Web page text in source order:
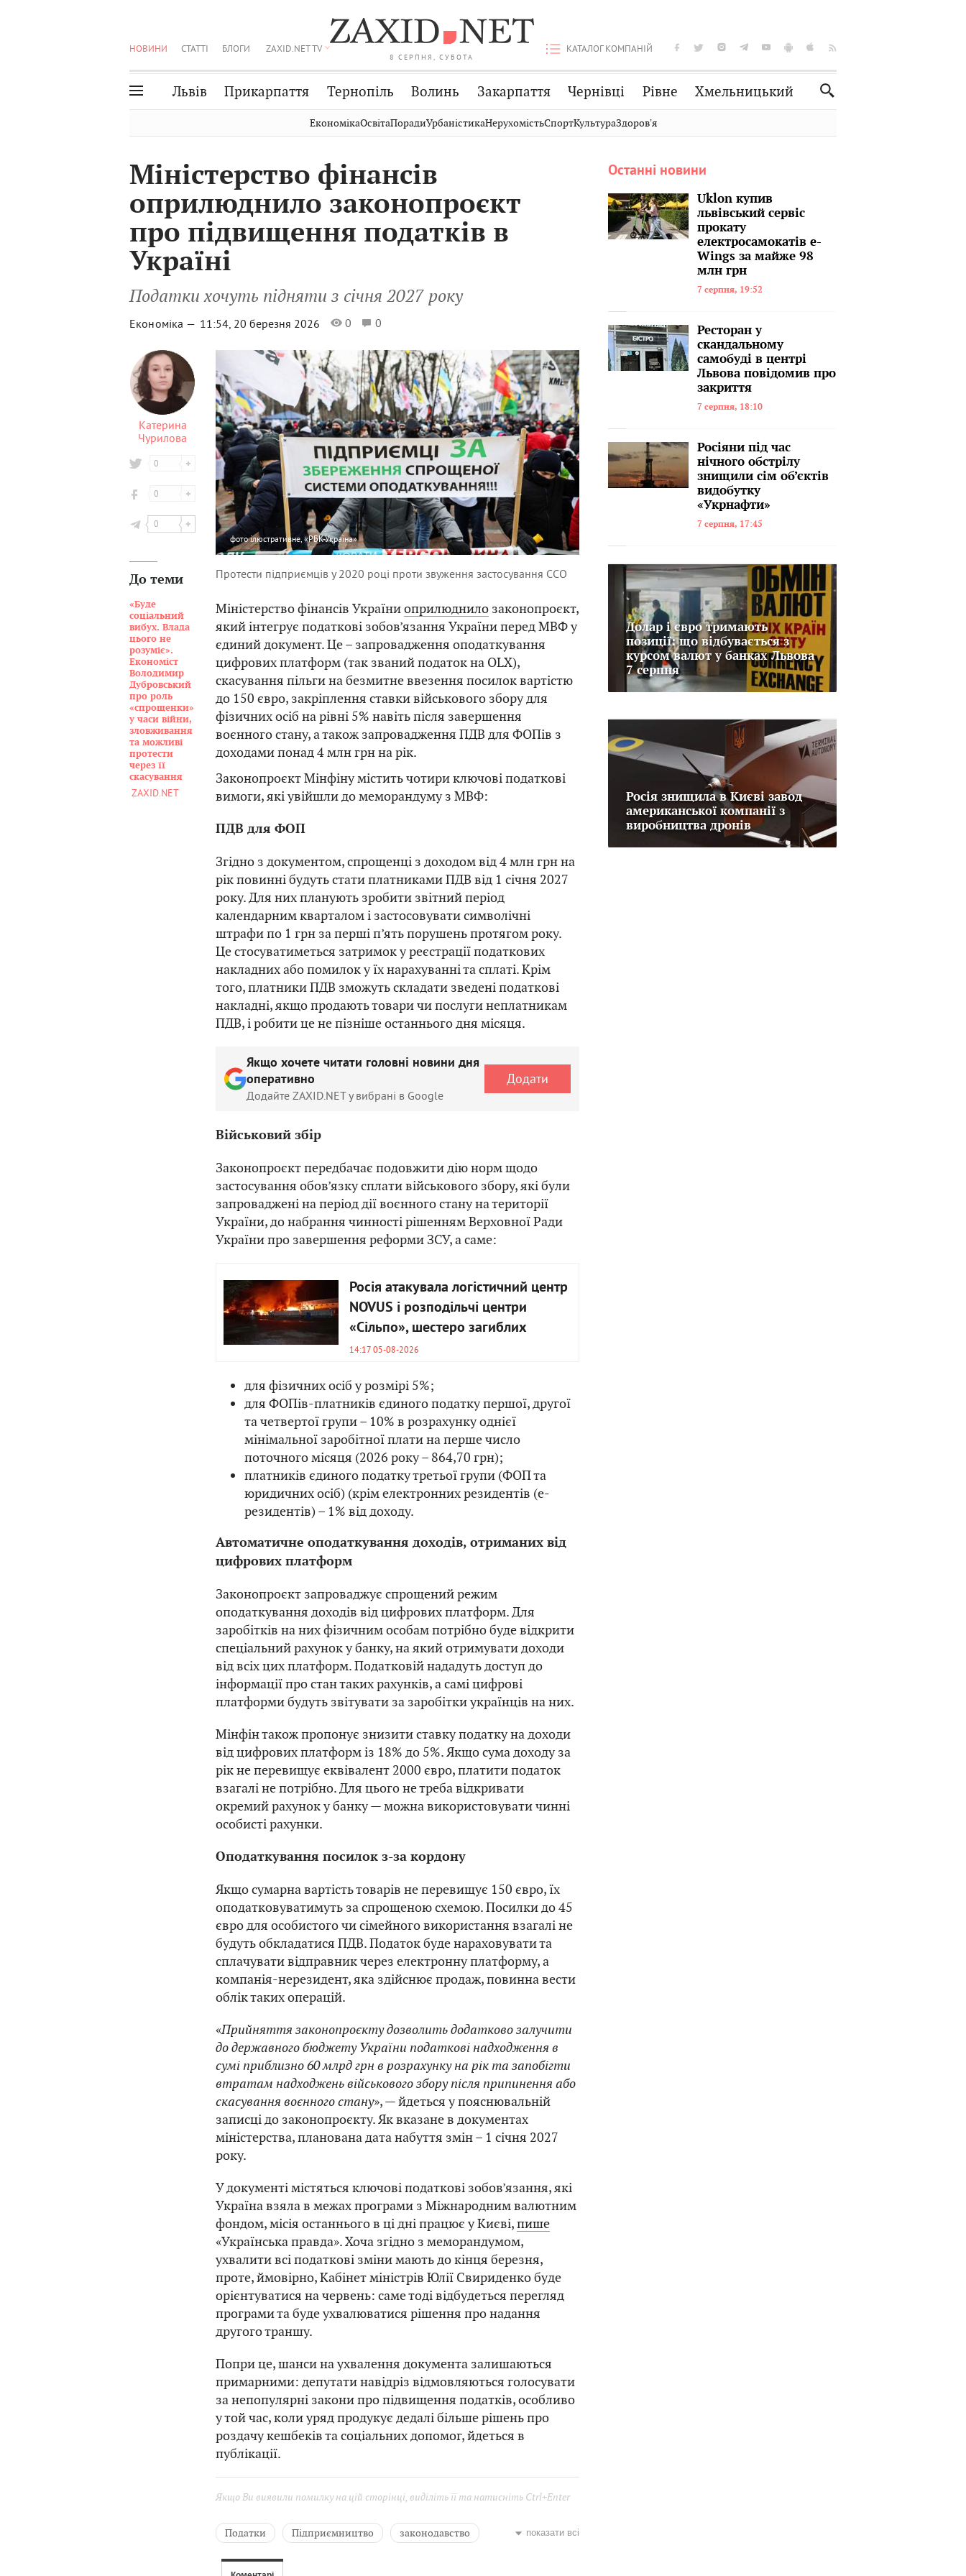
8 СЕРПНЯ, СУБОТА
НОВИНИ СТАТТІ БЛОГИ ZAXID.NET TV КАТАЛОГ КОМПАНІЙ
Львів Прикарпаття Тернопіль Волинь Закарпаття Чернівці Рівне Хмельницький
Волинь
Чернівці
Стрий
Хмельницький
Публікації Авто Словко
Спорт
Нерухомість Домашні тварини
ЕкономікаОсвітаПорадиУрбаністикаНерухомістьСпортКультураЗдоровʼя
Міністерство фінансів
оприлюднило законопроєкт
про підвищення податків в
Україні
Податки хочуть підняти з січня 2027 року
Економіка — 11:54, 20 березня 2026 0 0
Катерина
Чурилова
0
0
0
До теми
«Буде
соціальний
вибух. Влада
цього не
розуміє».
Економіст
Володимир
Дубровський
про роль
«спрощенки»
у часи війни,
зловживання
та можливі
протести
через її
скасування
ZAXID.NET
фотоілюстративне, «РБК-Україна»
Протести підприємців у 2020 році проти звуження застосування ССО
Міністерство фінансів Україниоприлюднило законопроєкт,
який інтегрує податкові зобов’язання України перед МВФ у
єдиний документ. Це – запровадження оподаткування
цифрових платформ (так званий податок на OLX),
скасування пільги на безмитне ввезення посилок вартістю
до 150 євро, закріплення ставки військового збору для
фізичних осіб на рівні 5% навіть після завершення
воєнного стану, а також запровадження ПДВ для ФОПів з
доходами понад 4 млн грн на рік.
Законопроєкт Мінфіну містить чотири ключові податкові
вимоги, які увійшли до меморандуму з МВФ:
ПДВ для ФОП
Згідно з документом, спрощенці з доходом від 4 млн грн на
рік повинні будуть стати платниками ПДВ від 1 січня 2027
року. Для них планують зробити звітний період
календарним кварталом і застосовувати символічні
штрафи по 1 грн за перші п’ять порушень протягом року.
Це стосуватиметься затримок у реєстрації податкових
накладних або помилок у їх нарахуванні та сплаті. Крім
того, платники ПДВ зможуть складати зведені податкові
накладні, якщо продають товари чи послуги неплатникам
ПДВ, і робити це не пізніше останнього дня місяця.
Якщо хочете читати головні новини дня
оперативно
Додайте ZAXID.NET у вибрані в Google
Додати
Військовий збір
Законопроєкт передбачає подовжити дію норм щодо
застосування обов’язку сплати військового збору, які були
запроваджені на період дії воєнного стану на території
України, до набрання чинності рішенням Верховної Ради
України про завершення реформи ЗСУ, а саме:
Росія атакувала логістичний центр
NOVUS і розподільчі центри
«Сільпо», шестеро загиблих
14:17 05-08-2026
для фізичних осіб у розмірі 5%;
для ФОПів-платників єдиного податку першої, другої
та четвертої групи – 10% в розрахунку однієї
мінімальної заробітної плати на перше число
поточного місяця (2026 року – 864,70 грн);
платників єдиного податку третьої групи (ФОП та
юридичних осіб) (крім електронних резидентів (е-
резидентів) – 1% від доходу.
Автоматичне оподаткування доходів, отриманих від
цифрових платформ
Законопроєкт запроваджує спрощений режим
оподаткування доходів від цифрових платформ. Для
заробітків на них фізичним особам потрібно буде відкрити
спеціальний рахунок у банку, на який отримувати доходи
від всіх цих платформ. Податковій нададуть доступ до
інформації про стан таких рахунків, а самі цифрові
платформи будуть звітувати за заробітки українців на них.
Мінфін також пропонує знизити ставку податку на доходи
від цифрових платформ із 18% до 5%. Якщо сума доходу за
рік не перевищує еквівалент 2000 євро, платити податок
взагалі не потрібно. Для цього не треба відкривати
окремий рахунок у банку — можна використовувати чинні
особисті рахунки.
Оподаткування посилок з-за кордону
Якщо сумарна вартість товарів не перевищує 150 євро, їх
оподатковуватимуть за спрощеною схемою. Посилки до 45
євро для особистого чи сімейного використання взагалі не
будуть обкладатися ПДВ. Податок буде нараховувати та
сплачувати відправник через електронну платформу, а
компанія-нерезидент, яка здійснює продаж, повинна вести
облік таких операцій.
«Прийняття законопроєкту дозволить додатково залучити
до державного бюджету України податкові надходження в
сумі приблизно 60 млрд грн в розрахунку на рік та запобігти
втратам надходжень військового збору після припинення або
скасування воєнного стану», — йдеться у пояснювальній
записці до законопроєкту. Як вказане в документах
міністерства, планована дата набуття змін – 1 січня 2027
року.
У документі містяться ключові податкові зобов’язання, які
Україна взяла в межах програми з Міжнародним валютним
фондом, місія останнього в ці дні працює у Києві,пише
«Українська правда». Хоча згідно з меморандумом,
ухвалити всі податкові зміни мають до кінця березня,
проте, ймовірно, Кабінет міністрів Юлії Свириденко буде
орієнтуватися на червень: саме тоді відбудеться перегляд
програми та буде ухвалюватися рішення про надання
другого траншу.
Попри це, шанси на ухвалення документа залишаються
примарними: депутати навідріз відмовляються голосувати
за непопулярні закони про підвищення податків, особливо
у той час, коли уряд продукує дедалі більше рішень про
роздачу кешбеків та соціальних допомог, йдеться в
публікації.
Якщо Ви виявили помилку на цій сторінці, виділіть її та натисніть Ctrl+Enter
Податки Підприємництво законодавство
ПДВ Міністерство фінансів
показати всі
Останні новини
Uklon купив
львівський сервіс
прокату
електросамокатів e-
Wings за майже 98
млн грн
7 серпня, 19:52
Ресторан у
скандальному
самобуді в центрі
Львова повідомив про
закриття
7 серпня, 18:10
Росіяни під час
нічного обстрілу
знищили сім об’єктів
видобутку
«Укрнафти»
7 серпня, 17:45
Долар і євро тримають
позиції: що відбувається з
курсом валют у банках Львова
7 серпня
Росія знищила в Києві завод
американської компанії з
виробництва дронів